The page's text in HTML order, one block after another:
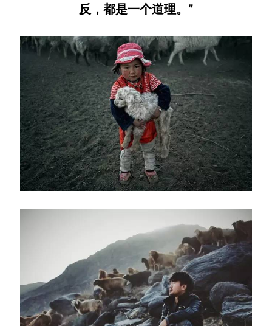
反，都是一个道理。”